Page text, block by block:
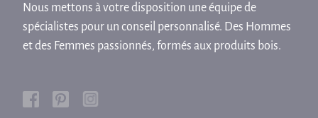
Nous mettons à votre disposition une équipe de
spécialistes pour un conseil personnalisé. Des Hommes
et des Femmes passionnés, formés aux produits bois.